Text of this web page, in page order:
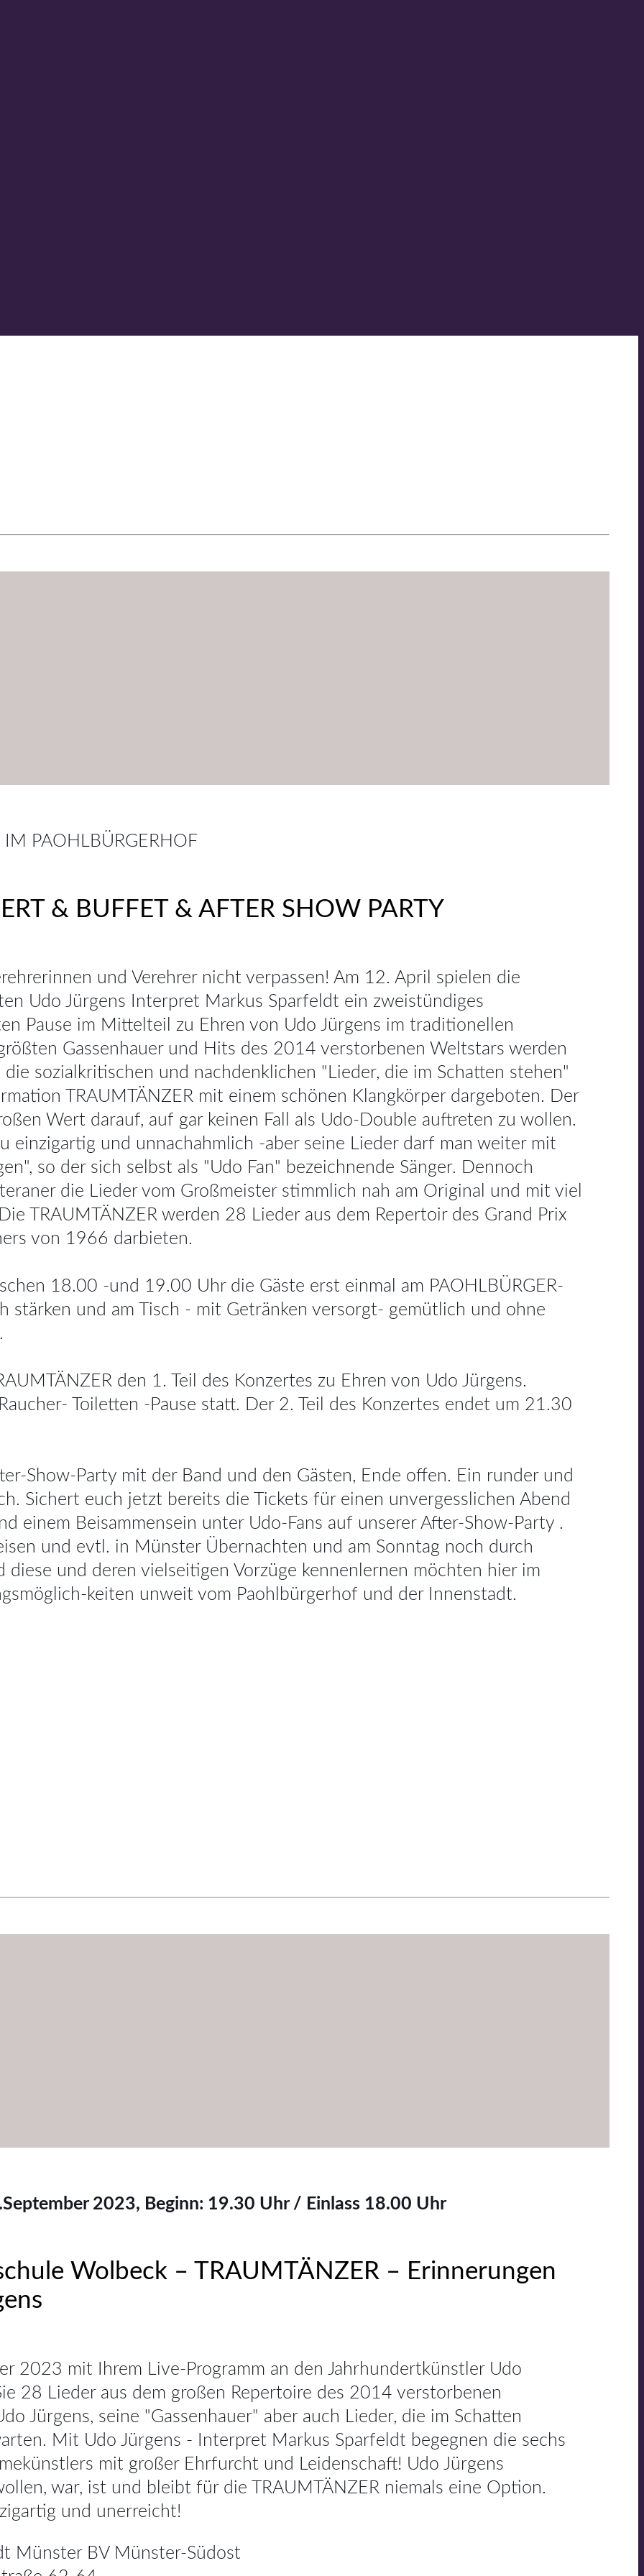
PAOHLBÜRGERHOF
& BUFFET & AFTER SHOW PARTY
und Verehrer nicht verpassen! Am 12. April spielen die
Udo Jürgens Interpret Markus Sparfeldt ein zweistündiges
Pause im Mittelteil zu Ehren von Udo Jürgens im traditionellen
Gassenhauer und Hits des 2014 verstorbenen Weltstars werden
sozialkritischen und nachdenklichen "Lieder, die im Schatten stehen"
TRAUMTÄNZER mit einem schönen Klangkörper dargeboten. Der
Wert darauf, auf gar keinen Fall als Udo-Double auftreten zu wollen.
einzigartig und unnachahmlich -aber seine Lieder darf man weiter mit
so der sich selbst als "Udo Fan" bezeichnende Sänger. Dennoch
die Lieder vom Großmeister stimmlich nah am Original und mit viel
TRAUMTÄNZER werden 28 Lieder aus dem Repertoir des Grand Prix
von 1966 darbieten.
18.00 -und 19.00 Uhr die Gäste erst einmal am PAOHLBÜRGER-
stärken und am Tisch - mit Getränken versorgt- gemütlich und ohne
den 1. Teil des Konzertes zu Ehren von Udo Jürgens.
Toiletten -Pause statt. Der 2. Teil des Konzertes endet um 21.30
Show-Party mit der Band und den Gästen, Ende offen. Ein runder und
Sichert euch jetzt bereits die Tickets für einen unvergesslichen Abend
einem Beisammensein unter Udo-Fans auf unserer After-Show-Party .
und evtl. in Münster Übernachten und am Sonntag noch durch
diese und deren vielseitigen Vorzüge kennenlernen möchten hier im
keiten unweit vom Paohlbürgerhof und der Innenstadt.
2023, Beginn: 19.30 Uhr / Einlass 18.00 Uhr
Wolbeck – TRAUMTÄNZER – Erinnerungen
2023 mit Ihrem Live-Programm an den Jahrhundertkünstler Udo
28 Lieder aus dem großen Repertoire des 2014 verstorbenen
Jürgens, seine "Gassenhauer" aber auch Lieder, die im Schatten
Mit Udo Jürgens - Interpret Markus Sparfeldt begegnen die sechs
mit großer Ehrfurcht und Leidenschaft! Udo Jürgens
war, ist und bleibt für die TRAUMTÄNZER niemals eine Option.
und unerreicht!
Münster BV Münster-Südost